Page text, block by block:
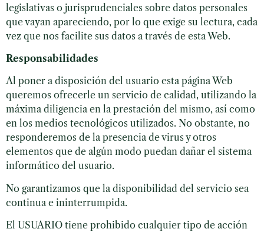
legislativas o jurisprudenciales sobre datos personales
que vayan apareciendo, por lo que exige su lectura, cada
vez que nos facilite sus datos a través de esta Web.
Responsabilidades
Al poner a disposición del usuario esta página Web
queremos ofrecerle un servicio de calidad, utilizando la
máxima diligencia en la prestación del mismo, así como
en los medios tecnológicos utilizados. No obstante, no
responderemos de la presencia de virus y otros
elementos que de algún modo puedan dañar el sistema
informático del usuario.
No garantizamos que la disponibilidad del servicio sea
continua e ininterrumpida.
El USUARIO tiene prohibido cualquier tipo de acción